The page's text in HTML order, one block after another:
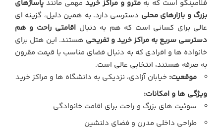
فلامینگو است که به مترو و مراکز خرید مهمی مانند پاساژهای
بزرگ و بازارهای محلی دسترسی دارد. به همین دلیل، گزینه ای
عالی برای کسانی است که هم به دنبال اقامتی راحت و هم
دسترسی سریع به مراکز خرید و تفریحی هستند. این هتل برای
خانواده ها و افرادی که به دنبال فضای مناسب با قیمت مقرون
به صرفه هستند، انتخابی عالی است.
موقعیت: خیابان آزادی، نزدیکی به دانشگاه ها و مراکز خرید
ویژگی ها و امکانات:
سوئیت های بزرگ و راحت برای اقامت خانوادگی
طراحی داخلی مدرن و فضای دلنشین